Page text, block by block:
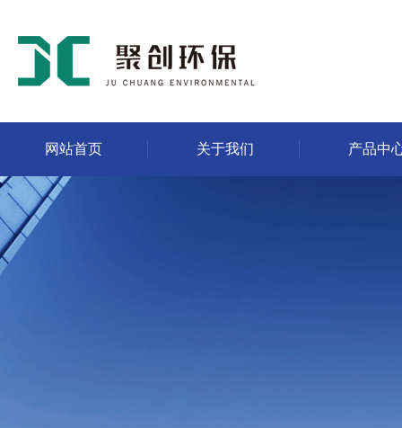
网站首页 关于我们 产品中